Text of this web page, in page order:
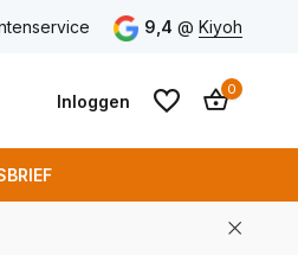
9,4 @ Kiyoh
Inloggen
0